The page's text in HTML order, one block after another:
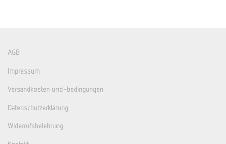
AGB
Impressum
Versandkosten und -bedingungen
Datenschutzerklärung
Widerrufsbelehrung